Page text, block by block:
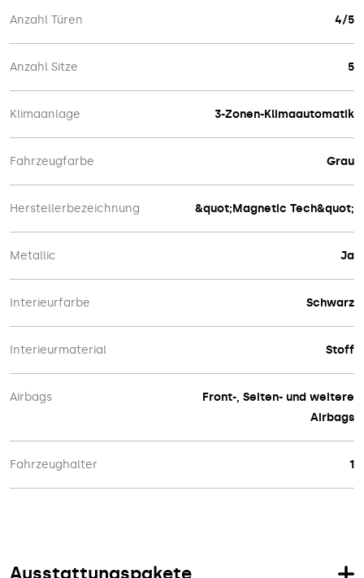
Anzahl Türen 4/5
Anzahl Sitze 5
Klimaanlage 3-Zonen-Klimaautomatik
Fahrzeugfarbe Grau
Herstellerbezeichnung &quot;Magnetic Tech&quot;
Metallic Ja
Interieurfarbe Schwarz
Interieurmaterial Stoff
Airbags
Front-, Seiten- und weitere
Airbags
Fahrzeughalter 1